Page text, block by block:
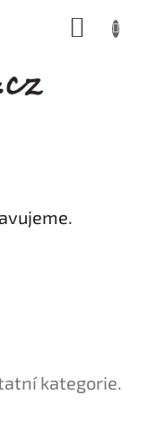
kategorie.